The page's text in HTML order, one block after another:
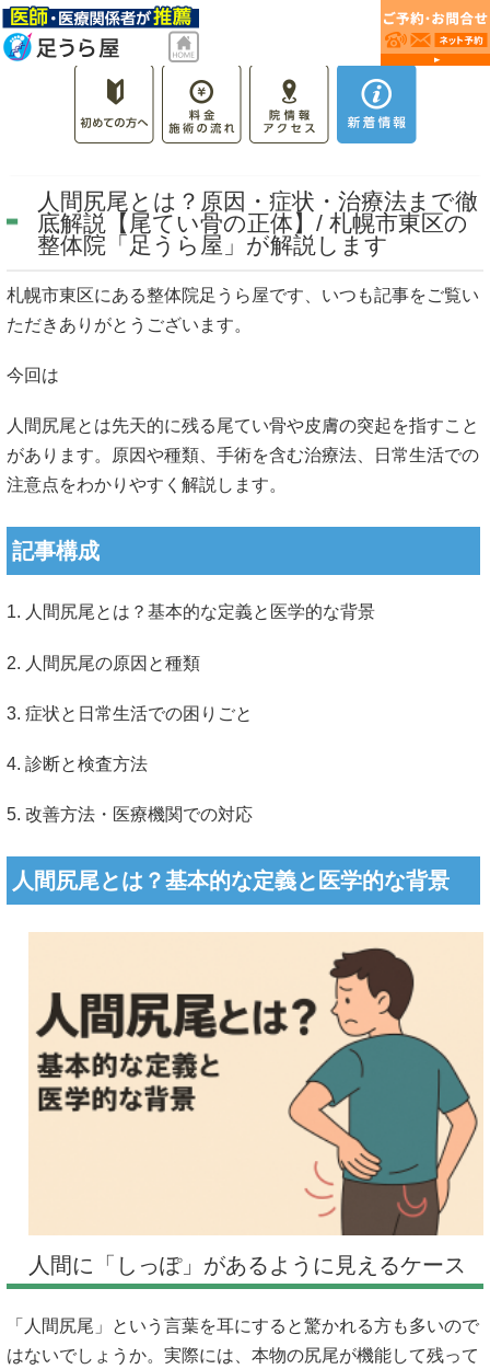
人間尻尾とは？原因・症状・治療法まで徹
底解説【尾てい骨の正体】/ 札幌市東区の
整体院「足うら屋」が解説します
札幌市東区にある整体院足うら屋です、いつも記事をご覧い
ただきありがとうございます。
今回は
人間尻尾とは先天的に残る尾てい骨や皮膚の突起を指すこと
があります。原因や種類、手術を含む治療法、日常生活での
注意点をわかりやすく解説します。
記事構成
1. 人間尻尾とは？基本的な定義と医学的な背景
2. 人間尻尾の原因と種類
3. 症状と日常生活での困りごと
4. 診断と検査方法
5. 改善方法・医療機関での対応
人間尻尾とは？基本的な定義と医学的な背景
人間に「しっぽ」があるように見えるケース
「人間尻尾」という言葉を耳にすると驚かれる方も多いので
はないでしょうか。実際には、本物の尻尾が機能して残って